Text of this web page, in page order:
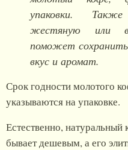
упаковки.
жестяную или
поможет
вкус и аромат.
Срок годности молотого
указываются на упаковке.
Естественно, натуральный
бывает дешевым, а его